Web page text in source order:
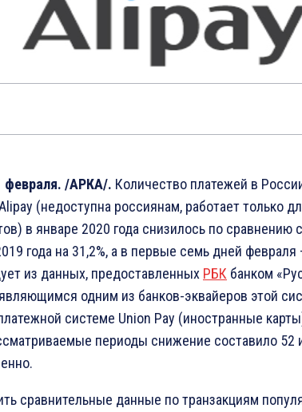
февраля. /АРКА/. Количество платежей в
(недоступна россиянам, работает только
в январе 2020 года снизилось по сравнению
года на 31,2%, а в первые семь дней
из данных, предоставленных РБК банком
одним из банков-эквайеров этой
системе Union Pay (иностранные
периоды снижение составило 52
сравнительные данные по транзакциям